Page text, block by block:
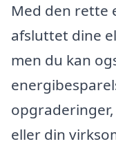
Med den rette
afsluttet dine
men du kan
eller din